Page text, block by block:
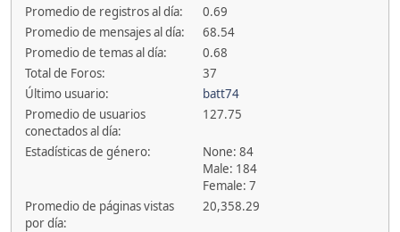
Promedio de registros al día:
0.69
Promedio de mensajes al día:
68.54
Promedio de temas al día:
0.68
Total de Foros:
37
Último usuario:
batt74
Promedio de usuarios
conectados al día:
127.75
Estadísticas de género:
None: 84
Male: 184
Female: 7
Promedio de páginas vistas
por día:
20,358.29